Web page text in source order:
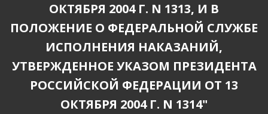
ОКТЯБРЯ 2004 Г. N 1313, И В
ПОЛОЖЕНИЕ О ФЕДЕРАЛЬНОЙ СЛУЖБЕ
ИСПОЛНЕНИЯ НАКАЗАНИЙ,
УТВЕРЖДЕННОЕ УКАЗОМ ПРЕЗИДЕНТА
РОССИЙСКОЙ ФЕДЕРАЦИИ ОТ 13
ОКТЯБРЯ 2004 Г. N 1314"